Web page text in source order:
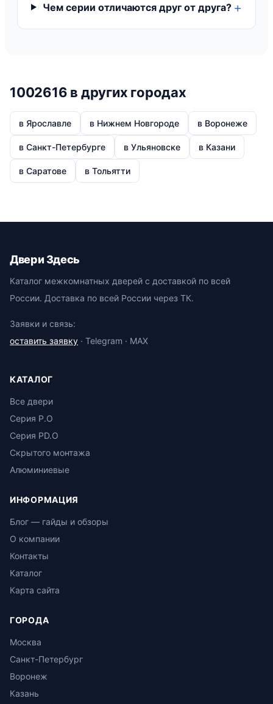
Чем серии отличаются друг от друга?
1002616 в других городах
в Ярославле в Нижнем Новгороде в Воронеже
в Санкт-Петербурге в Ульяновске в Казани
в Саратове в Тольятти
Двери Здесь
Каталог межкомнатных дверей с доставкой по всей
России. Доставка по всей России через ТК.
Заявки и связь:
оставить заявку · Telegram · MAX
КАТАЛОГ
Все двери
Серия P.O
Серия PD.O
Скрытого монтажа
Алюминиевые
ИНФОРМАЦИЯ
Блог — гайды и обзоры
О компании
Контакты
Каталог
Карта сайта
ГОРОДА
Москва
Санкт-Петербург
Воронеж
Казань